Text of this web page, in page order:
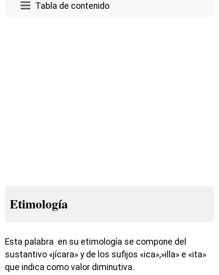
Tabla de contenido
Etimología
Esta palabra en su etimología se compone del
sustantivo «jícara» y de los sufijos «ica»,»illa» e «ita»
que indica como valor diminutiva.